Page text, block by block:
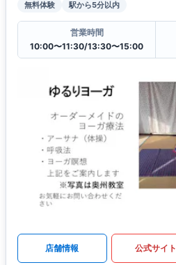
無料体験 駅から5分以内
営業時間
10:00〜11:30/13:30〜15:00
店舗情報 公式サイト